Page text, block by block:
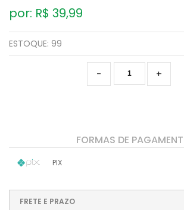
por: R$ 39,99
ESTOQUE: 99
+
-
FORMAS DE
PIX
...
FRETE E PRAZO